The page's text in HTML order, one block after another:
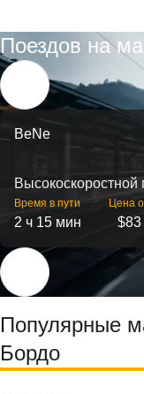
Поездов на
BeNe
Высокоскоростной
Время в пути
2 ч 15 мин
Цена
$83
Популярные
Бордо